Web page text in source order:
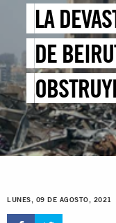
LA
DE
DE LA
LUNES, 09 DE AGOSTO, 2021